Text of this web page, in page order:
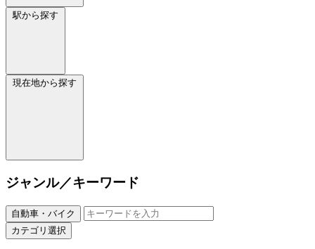
駅から探す
現在地から探す
ジャンル／キーワード
自動車・バイク
カテゴリ選択